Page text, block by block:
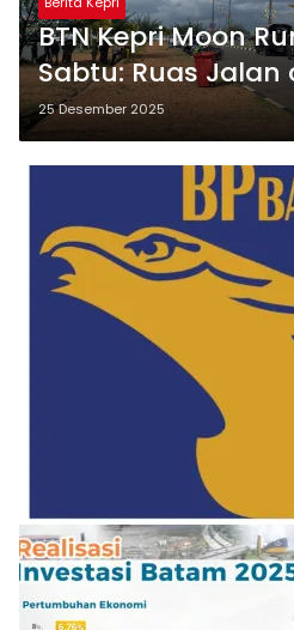
BTN Kepri Moon
Sabtu: Ruas Jalan di
Tanjungpinang
Sore hingga
25 Desember 2025